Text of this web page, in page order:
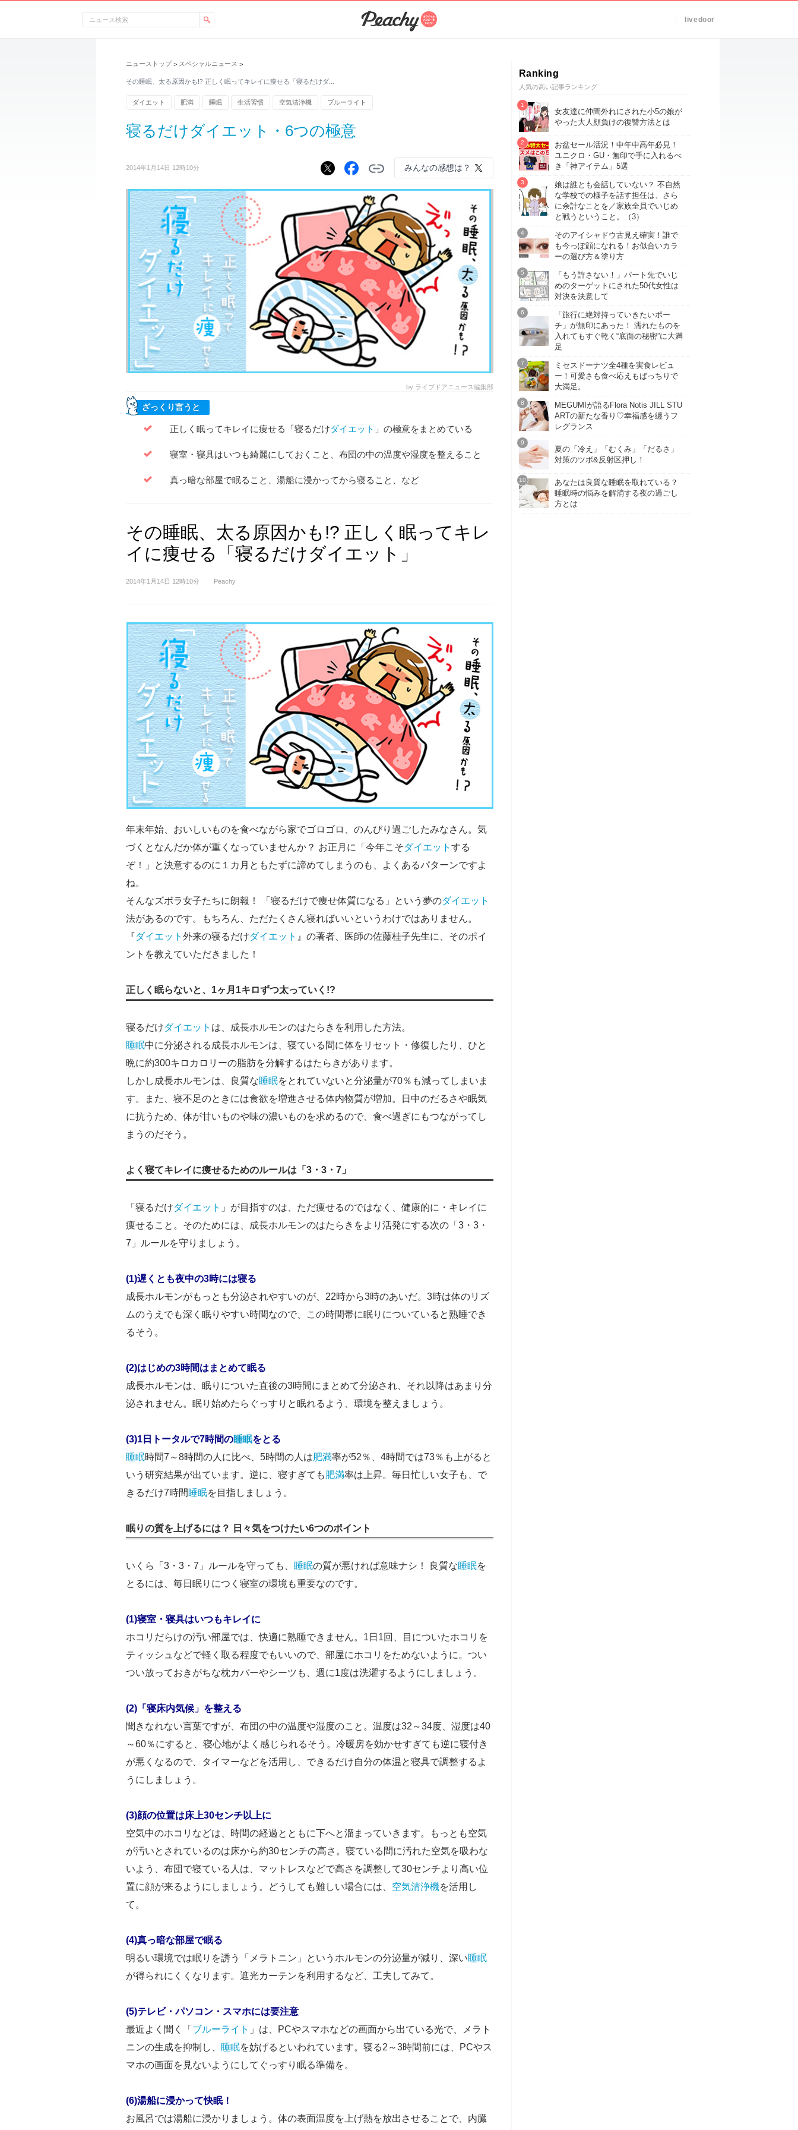
livedoor
ニューストップ > スペシャルニュース >
その睡眠、太る原因かも!? 正しく眠ってキレイに痩せる「寝るだけダ…
ダイエット 肥満 睡眠 生活習慣 空気清浄機 ブルーライト
寝るだけダイエット・6つの極意
2014年1月14日 12時10分 みんなの感想は？
by ライブドアニュース編集部
ざっくり言うと
正しく眠ってキレイに痩せる「寝るだけダイエット 」の極意をまとめている
寝室・寝具はいつも綺麗にしておくこと、布団の中の温度や湿度を整えること
真っ暗な部屋で眠ること、湯船に浸かってから寝ること、など
その睡眠、太る原因かも!? 正しく眠ってキレ
イに痩せる「寝るだけダイエット」
2014年1月14日 12時10分 Peachy
年末年始、おいしいものを食べながら家でゴロゴロ、のんびり過ごしたみなさん。気
づくとなんだか体が重くなっていませんか？ お正月に「今年こそダイエット する
ぞ！」と決意するのに１カ月ともたずに諦めてしまうのも、よくあるパターンですよ
ね。
そんなズボラ女子たちに朗報！ 「寝るだけで痩せ体質になる」という夢のダイエット
法があるのです。もちろん、ただたくさん寝ればいいというわけではありません。
『ダイエット 外来の寝るだけダイエット 』の著者、医師の佐藤桂子先生に、そのポイ
ントを教えていただきました！
正しく眠らないと、1ヶ月1キロずつ太っていく!?
寝るだけダイエット は、成長ホルモンのはたらきを利用した方法。
睡眠中に分泌される成長ホルモンは、寝ている間に体をリセット・修復したり、ひと
晩に約300キロカロリーの脂肪を分解するはたらきがあります。
しかし成長ホルモンは、良質な睡眠をとれていないと分泌量が70％も減ってしまいま
す。また、寝不足のときには食欲を増進させる体内物質が増加。日中のだるさや眠気
に抗うため、体が甘いものや味の濃いものを求めるので、食べ過ぎにもつながってし
まうのだそう。
よく寝てキレイに痩せるためのルールは「3・3・7」
「寝るだけダイエット 」が目指すのは、ただ痩せるのではなく、健康的に・キレイに
痩せること。そのためには、成長ホルモンのはたらきをより活発にする次の「3・3・
7」ルールを守りましょう。
(1)遅くとも夜中の3時には寝る
成長ホルモンがもっとも分泌されやすいのが、22時から3時のあいだ。3時は体のリズ
ムのうえでも深く眠りやすい時間なので、この時間帯に眠りについていると熟睡でき
るそう。
(2)はじめの3時間はまとめて眠る
成長ホルモンは、眠りについた直後の3時間にまとめて分泌され、それ以降はあまり分
泌されません。眠り始めたらぐっすりと眠れるよう、環境を整えましょう。
(3)1日トータルで7時間の睡眠をとる
睡眠時間7～8時間の人に比べ、5時間の人は肥満率が52％、4時間では73％も上がると
いう研究結果が出ています。逆に、寝すぎても肥満率は上昇。毎日忙しい女子も、で
きるだけ7時間睡眠を目指しましょう。
眠りの質を上げるには？ 日々気をつけたい6つのポイント
いくら「3・3・7」ルールを守っても、 睡眠の質が悪ければ意味ナシ！ 良質な睡眠を
とるには、毎日眠りにつく寝室の環境も重要なのです。
(1)寝室・寝具はいつもキレイに
ホコリだらけの汚い部屋では、快適に熟睡できません。1日1回、目についたホコリを
ティッシュなどで軽く取る程度でもいいので、部屋にホコリをためないように。つい
つい放っておきがちな枕カバーやシーツも、週に1度は洗濯するようにしましょう。
(2)「寝床内気候」を整える
聞きなれない言葉ですが、布団の中の温度や湿度のこと。温度は32～34度、湿度は40
～60％にすると、寝心地がよく感じられるそう。冷暖房を効かせすぎても逆に寝付き
が悪くなるので、タイマーなどを活用し、できるだけ自分の体温と寝具で調整するよ
うにしましょう。
(3)顔の位置は床上30センチ以上に
空気中のホコリなどは、時間の経過とともに下へと溜まっていきます。もっとも空気
が汚いとされているのは床から約30センチの高さ。寝ている間に汚れた空気を吸わな
いよう、布団で寝ている人は、マットレスなどで高さを調整して30センチより高い位
置に顔が来るようにしましょう。どうしても難しい場合には、 空気清浄機を活用し
て。
(4)真っ暗な部屋で眠る
明るい環境では眠りを誘う「メラトニン」というホルモンの分泌量が減り、深い睡眠
が得られにくくなります。遮光カーテンを利用するなど、工夫してみて。
(5)テレビ・パソコン・スマホには要注意
最近よく聞く「 ブルーライト 」は、PCやスマホなどの画面から出ている光で、メラト
ニンの生成を抑制し、 睡眠を妨げるといわれています。寝る2～3時間前には、PCやス
マホの画面を見ないようにしてぐっすり眠る準備を。
(6)湯船に浸かって快眠！
お風呂では湯船に浸かりましょう。体の表面温度を上げ熱を放出させることで、内臓
Ranking
人気の高い記事ランキング
女友達に仲間外れにされた小5の娘が
やった大人顔負けの復讐方法とは
お盆セール活況！中年中高年必見！
ユニクロ・GU・無印で手に入れるべ
き「神アイテム」5選
娘は誰とも会話していない？ 不自然
な学校での様子を話す担任は、さら
に余計なことを／家族全員でいじめ
と戦うということ。（3）
そのアイシャドウ古見え確実！誰で
も今っぽ顔になれる！お似合いカラ
ーの選び方＆塗り方
「もう許さない！」パート先でいじ
めのターゲットにされた50代女性は
対決を決意して
「旅行に絶対持っていきたいポー
チ」が無印にあった！ 濡れたものを
入れてもすぐ乾く“底面の秘密”に大満
足
ミセスドーナツ全4種を実食レビュ
ー！可愛さも食べ応えもばっちりで
大満足。
MEGUMIが語るFlora Notis JILL STU
ARTの新たな香り♡幸福感を纏うフ
レグランス
夏の「冷え」「むくみ」「だるさ」
対策のツボ&反射区押し！
あなたは良質な睡眠を取れている？
睡眠時の悩みを解消する夜の過ごし
方とは